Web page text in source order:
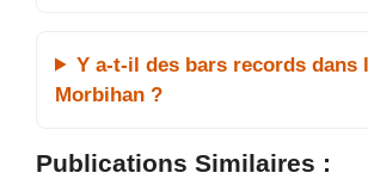
Y a-t-il des bars records dans
Morbihan ?
Publications Similaires :